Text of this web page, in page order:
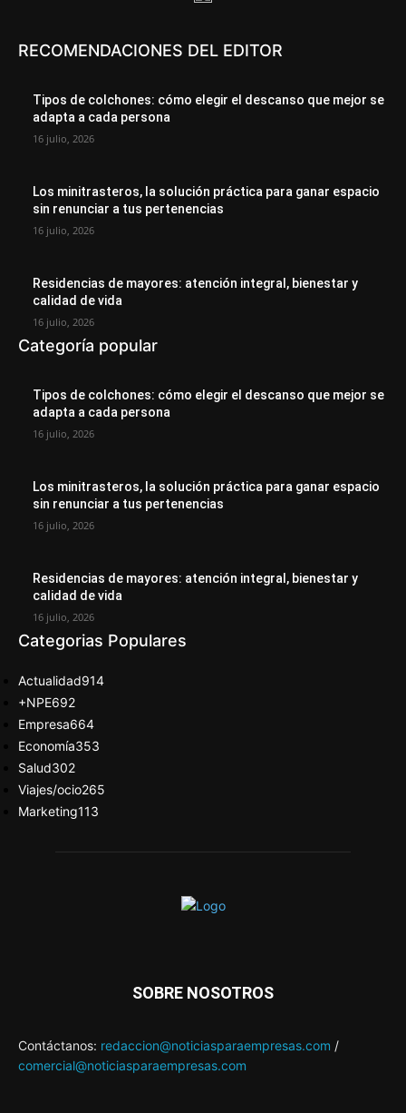
RECOMENDACIONES DEL EDITOR
Tipos de colchones: cómo elegir el descanso que mejor se
adapta a cada persona
16 julio, 2026
Los minitrasteros, la solución práctica para ganar espacio
sin renunciar a tus pertenencias
16 julio, 2026
Residencias de mayores: atención integral, bienestar y
calidad de vida
16 julio, 2026
Categoría popular
Tipos de colchones: cómo elegir el descanso que mejor se
adapta a cada persona
16 julio, 2026
Los minitrasteros, la solución práctica para ganar espacio
sin renunciar a tus pertenencias
16 julio, 2026
Residencias de mayores: atención integral, bienestar y
calidad de vida
16 julio, 2026
Categorias Populares
Actualidad914
+NPE692
Empresa664
Economía353
Salud302
Viajes/ocio265
Marketing113
SOBRE NOSOTROS
Contáctanos: redaccion@noticiasparaempresas.com /
comercial@noticiasparaempresas.com